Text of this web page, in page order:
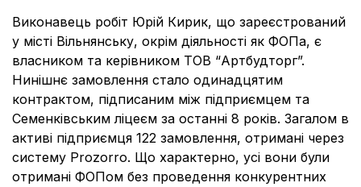
Виконавець робіт Юрій Кирик, що зареєстрований
у місті Вільнянську, окрім діяльності як ФОПа, є
власником та керівником ТОВ “Артбудторг”.
Нинішнє замовлення стало одинадцятим
контрактом, підписаним між підприємцем та
Семенківським ліцеєм за останні 8 років. Загалом в
активі підприємця 122 замовлення, отримані через
систему Prozorro. Що характерно, усі вони були
отримані ФОПом без проведення конкурентних